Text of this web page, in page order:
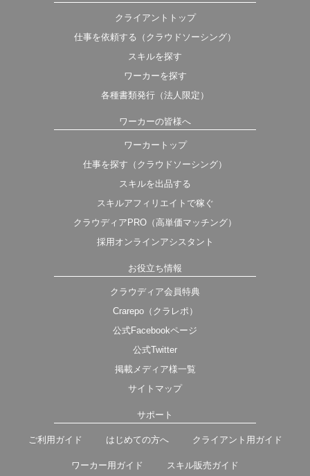
クライアントトップ
仕事を依頼する（クラウドソーシング）
スキルを探す
ワーカーを探す
各種書類発行（法人限定）
ワーカーの皆様へ
ワーカートップ
仕事を探す（クラウドソーシング）
スキルを出品する
スキルアフィリエイトで稼ぐ
クラウディアPRO（高単価マッチング）
採用オンラインアシスタント
お役立ち情報
クラウディア会員特典
Crarepo（クラレポ）
公式Facebookページ
公式Twitter
掲載メディア様一覧
サイトマップ
サポート
ご利用ガイド はじめての方へ クライアント用ガイド
ワーカー用ガイド スキル販売ガイド